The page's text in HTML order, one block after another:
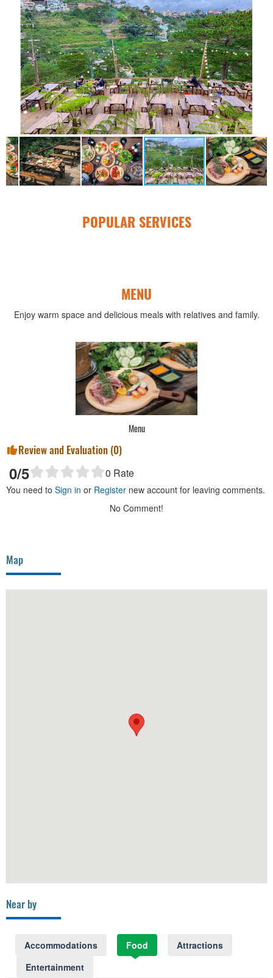
POPULAR SERVICES
MENU
Enjoy warm space and delicious meals with relatives and family.
Menu
Review and Evaluation (0)
0/5 0 Rate
You need to Sign in or Register new account for leaving comments.
No Comment!
Map
Near by
Accommodations Food
Attractions
Entertainment